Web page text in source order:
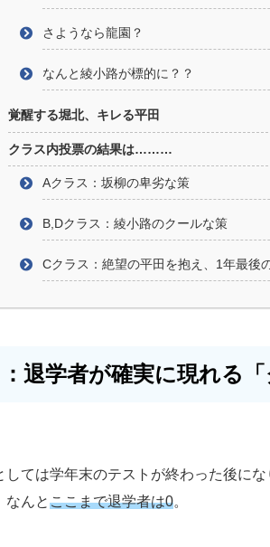
さようなら龍園？
なんと綾小路が標的に？？
覚醒する堀北、キレる平田
クラス内投票の結果は………
Aクラス：坂柳の卑劣な策
B,Dクラス：綾小路のクールな策
Cクラス：絶望の平田を抱え、1年最後
退学者が確実に現れる「
しては学年末のテストが終わった後に
なんとここまで退学者は0。